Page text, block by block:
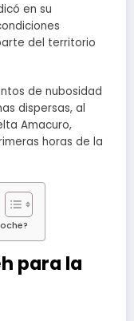
en su
del territorio
de nubosidad
dispersas, al
Amacuro,
horas de la
para la